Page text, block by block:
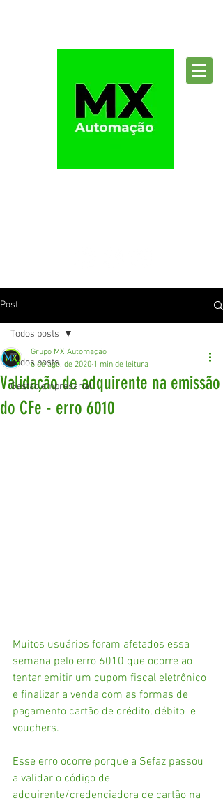
Post
Todos posts
Gestão empresarial
Todos posts
Validação de adquirente na emissão
do CFe - erro 6010
Grupo MX Automação
6 de ago. de 2020 1 min de leitura
Muitos usuários foram afetados essa
semana pelo erro 6010 que ocorre ao
tentar emitir um cupom fiscal eletrônico
e finalizar a venda com as formas de
pagamento cartão de crédito, débito  e
vouchers.
Esse erro ocorre porque a Sefaz passou
a validar o código de
adquirente/credenciadora de cartão na